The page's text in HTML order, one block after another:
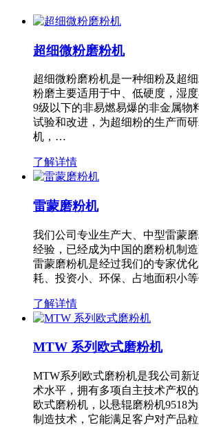
超细微粉磨粉机
超细微粉磨粉机是一种细粉及超
粉磨主要适用于中、低硬度，湿
9级以下的非易燃易爆的非金属物
试验和改进，为超细粉的生产而
机，…
了解详情
雷蒙磨粉机
我们公司专业生产大、中型雷蒙
经验，已经成为中国的磨粉机制
雷蒙磨粉机是经过我们的专家优
耗、投资小、环保、占地面积小
了解详情
MTW 系列欧式磨粉机
MTW系列欧式磨粉机是我公司新
术水平，拥有多项自主技术产权
欧式磨粉机，以悬辊磨粉机9518
制造技术，它能满足客户对产品